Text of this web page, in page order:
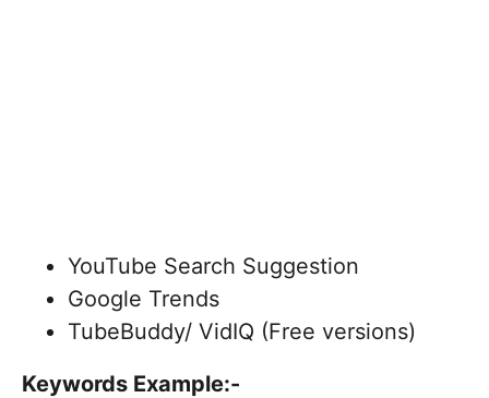
YouTube Search Suggestion
Google Trends
TubeBuddy/ VidIQ (Free versions)
Keywords Example:-